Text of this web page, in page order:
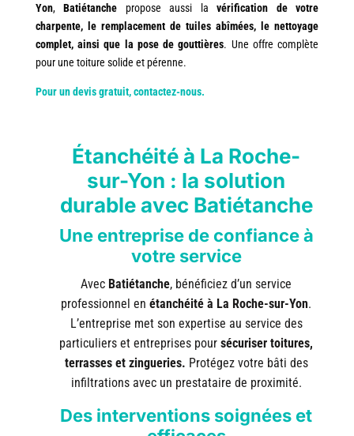
Yon, Batiétanche propose aussi la
vérification de votre
charpente, le remplacement de tuiles abîmées, le nettoyage
complet, ainsi que la pose de gouttières. Une offre complète
pour une toiture solide et pérenne.
Pour un devis gratuit, contactez-nous.
Étanchéité à La Roche-
sur-Yon : la solution
durable avec Batiétanche
Une entreprise de confiance à
votre service
Avec Batiétanche, bénéficiez d’un service
professionnel en étanchéité à La Roche-sur-Yon.
L’entreprise met son expertise au service des
particuliers et entreprises pour sécuriser toitures,
terrasses et zingueries. Protégez votre bâti des
infiltrations avec un prestataire de proximité.
Des interventions soignées et